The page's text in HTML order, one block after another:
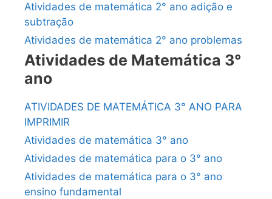
Atividades de matemática 2° ano adição e
subtração
Atividades de matemática 2° ano problemas
Atividades de Matemática 3°
ano
ATIVIDADES DE MATEMÁTICA 3° ANO PARA
IMPRIMIR
Atividades de matemática 3° ano
Atividades de matemática para o 3° ano
Atividades de matemática para o 3° ano
ensino fundamental